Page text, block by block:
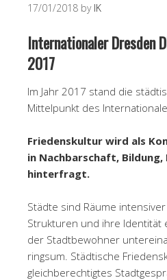
17/01/2018 by IK
Internationaler Dresden
2017
Im Jahr 2017 stand die
Mittelpunkt des
Friedenskultur wird als
in Nachbarschaft,
hinterfragt.
Städte sind Räume
Strukturen und ihre Identität
der Stadtbewohner
ringsum. Städtische
gleichberechtigtes